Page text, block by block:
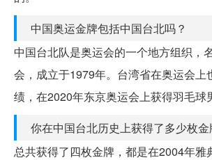
中国奥运金牌包括中国台北吗？
中国台北队是奥运会的一个地方组织，
会，成立于1979年。台湾省在奥运会上
绩，在2020年东京奥运会上获得羽毛球
你在中国台北历史上获得了多少枚金
总共获得了四枚金牌，都是在2004年雅